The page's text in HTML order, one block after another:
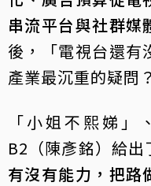
串流平台與社群媒
後，「電視台還有
產業最沉重的疑問？
「小姐不熙娣」
B2（陳彥銘）給
有沒有能力，把路